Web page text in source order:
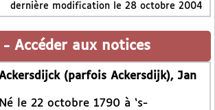
dernière modification le 28 octobre 2004
- Accéder aux notices
(parfois Ackersdijk), Jan
Né le 22 octobre 1790 à ‘s-